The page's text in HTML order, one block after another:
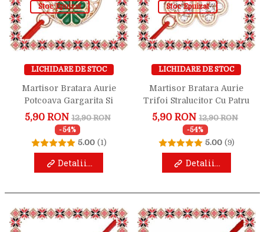
Stoc Epuizat
LICHIDARE DE STOC
Martisor Bratara Aurie
Potcoava Gargarita Si
Trifoi Verde
5,90 RON 12,90 RON
-54%
5.00 (1)
Detalii...
Stoc Epuizat
LICHIDARE DE STOC
Martisor Bratara Aurie
Trifoi Stralucitor Cu Patru
Foi
5,90 RON 12,90 RON
-54%
5.00 (9)
Detalii...